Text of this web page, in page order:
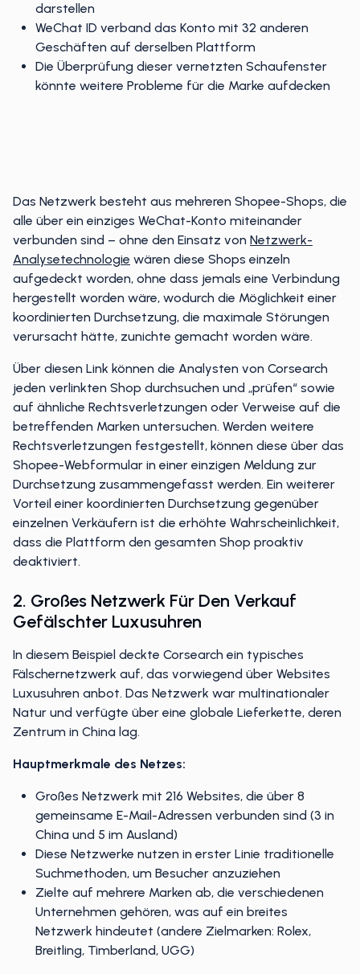
darstellen
WeChat ID verband das Konto mit 32 anderen
Geschäften auf derselben Plattform
Die Überprüfung dieser vernetzten Schaufenster
könnte weitere Probleme für die Marke aufdecken
Das Netzwerk besteht aus mehreren Shopee-Shops, die
alle über ein einziges WeChat-Konto miteinander
verbunden sind – ohne den Einsatz von Netzwerk-
Analysetechnologie wären diese Shops einzeln
aufgedeckt worden, ohne dass jemals eine Verbindung
hergestellt worden wäre, wodurch die Möglichkeit einer
koordinierten Durchsetzung, die maximale Störungen
verursacht hätte, zunichte gemacht worden wäre.
Über diesen Link können die Analysten von Corsearch
jeden verlinkten Shop durchsuchen und „prüfen“ sowie
auf ähnliche Rechtsverletzungen oder Verweise auf die
betreffenden Marken untersuchen. Werden weitere
Rechtsverletzungen festgestellt, können diese über das
Shopee-Webformular in einer einzigen Meldung zur
Durchsetzung zusammengefasst werden. Ein weiterer
Vorteil einer koordinierten Durchsetzung gegenüber
einzelnen Verkäufern ist die erhöhte Wahrscheinlichkeit,
dass die Plattform den gesamten Shop proaktiv
deaktiviert.
2. Großes Netzwerk Für Den Verkauf
Gefälschter Luxusuhren
In diesem Beispiel deckte Corsearch ein typisches
Fälschernetzwerk auf, das vorwiegend über Websites
Luxusuhren anbot. Das Netzwerk war multinationaler
Natur und verfügte über eine globale Lieferkette, deren
Zentrum in China lag.
Hauptmerkmale des Netzes:
Großes Netzwerk mit 216 Websites, die über 8
gemeinsame E-Mail-Adressen verbunden sind (3 in
China und 5 im Ausland)
Diese Netzwerke nutzen in erster Linie traditionelle
Suchmethoden, um Besucher anzuziehen
Zielte auf mehrere Marken ab, die verschiedenen
Unternehmen gehören, was auf ein breites
Netzwerk hindeutet (andere Zielmarken: Rolex,
Breitling, Timberland, UGG)